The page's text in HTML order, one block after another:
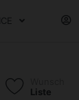
Liste